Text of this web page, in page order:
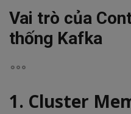
Vai trò của
thống Kafka
1. Cluster